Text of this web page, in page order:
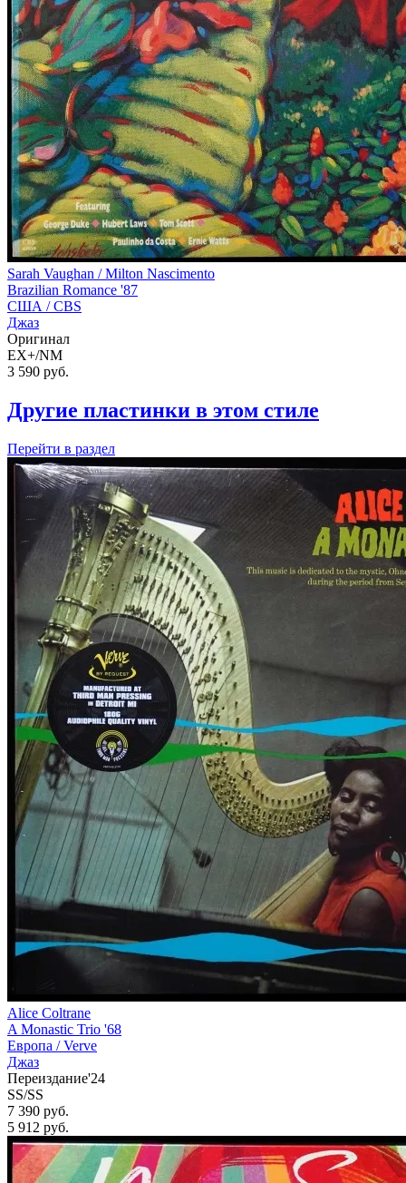
Sarah Vaughan / Milton Nascimento
Brazilian Romance '87
США /CBS
Джаз
Оригинал
EX+/NM
3 590 руб.
Другие пластинки в этом стиле
Перейти в раздел
Alice Coltrane
A Monastic Trio '68
Европа /Verve
Джаз
Переиздание'24
SS/SS
7 390 руб.
5 912 руб.